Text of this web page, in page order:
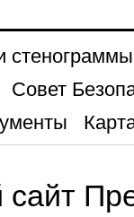
стенограммы
Совет